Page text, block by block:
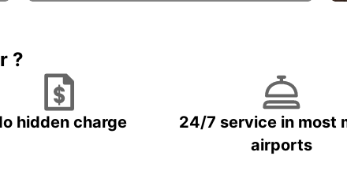
?
hidden charge
24/7 service in most
airports